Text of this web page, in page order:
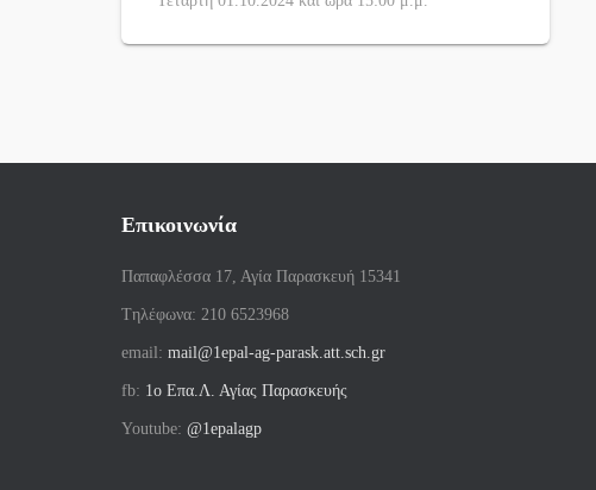
Επικοινωνία
Παπαφλέσσα 17, Αγία Παρασκευή 15341
Tηλέφωνα: 210 6523968
email: mail@1epal-ag-parask.att.sch.gr
fb: 1ο Επα.Λ. Αγίας Παρασκευής
Youtube: @1epalagp